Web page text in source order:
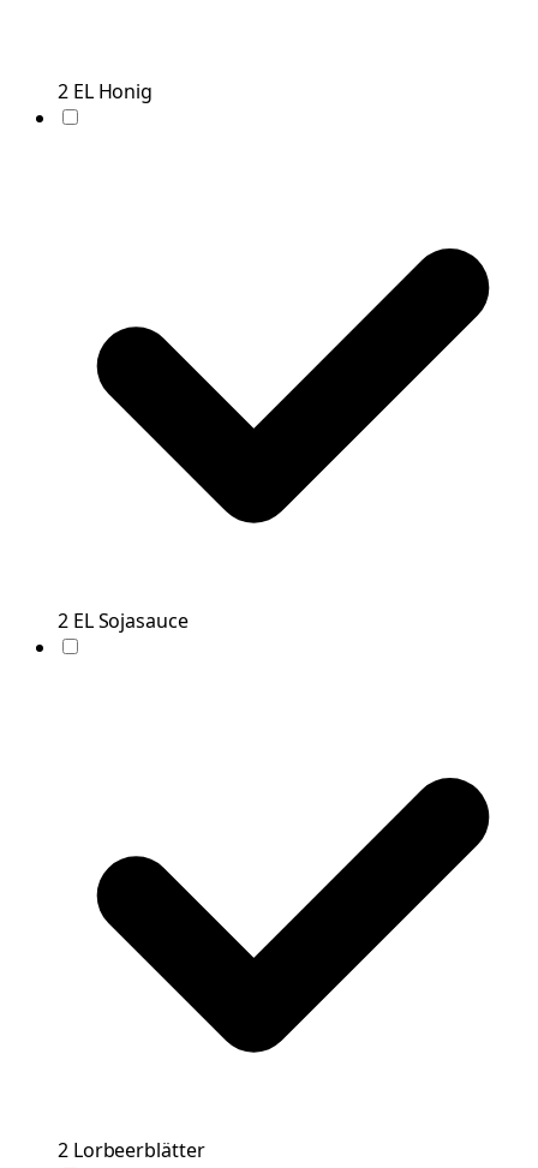
2 EL Honig
2 ELSojasauce
2 Lorbeerblätter